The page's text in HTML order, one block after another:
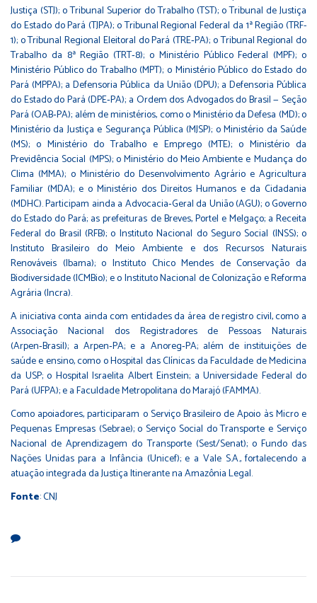
Justiça (STJ); o Tribunal Superior do Trabalho (TST); o Tribunal de Justiça
do Estado do Pará (TJPA); o Tribunal Regional Federal da 1ª Região (TRF-
1); o Tribunal Regional Eleitoral do Pará (TRE‑PA); o Tribunal Regional do
Trabalho da 8ª Região (TRT‑8); o Ministério Público Federal (MPF); o
Ministério Público do Trabalho (MPT); o Ministério Público do Estado do
Pará (MPPA); a Defensoria Pública da União (DPU); a Defensoria Pública
do Estado do Pará (DPE‑PA); a Ordem dos Advogados do Brasil — Seção
Pará (OAB‑PA); além de ministérios, como o Ministério da Defesa (MD); o
Ministério da Justiça e Segurança Pública (MJSP); o Ministério da Saúde
(MS); o Ministério do Trabalho e Emprego (MTE); o Ministério da
Previdência Social (MPS); o Ministério do Meio Ambiente e Mudança do
Clima (MMA); o Ministério do Desenvolvimento Agrário e Agricultura
Familiar (MDA); e o Ministério dos Direitos Humanos e da Cidadania
(MDHC). Participam ainda a Advocacia‑Geral da União (AGU); o Governo
do Estado do Pará; as prefeituras de Breves, Portel e Melgaço; a Receita
Federal do Brasil (RFB); o Instituto Nacional do Seguro Social (INSS); o
Instituto Brasileiro do Meio Ambiente e dos Recursos Naturais
Renováveis (Ibama); o Instituto Chico Mendes de Conservação da
Biodiversidade (ICMBio); e o Instituto Nacional de Colonização e Reforma
Agrária (Incra).
A iniciativa conta ainda com entidades da área de registro civil, como a
Associação Nacional dos Registradores de Pessoas Naturais
(Arpen‑Brasil); a Arpen‑PA; e a Anoreg‑PA; além de instituições de
saúde e ensino, como o Hospital das Clínicas da Faculdade de Medicina
da USP; o Hospital Israelita Albert Einstein; a Universidade Federal do
Pará (UFPA); e a Faculdade Metropolitana do Marajó (FAMMA).
Como apoiadores, participaram o Serviço Brasileiro de Apoio às Micro e
Pequenas Empresas (Sebrae); o Serviço Social do Transporte e Serviço
Nacional de Aprendizagem do Transporte (Sest/Senat); o Fundo das
Nações Unidas para a Infância (Unicef); e a Vale S.A., fortalecendo a
atuação integrada da Justiça Itinerante na Amazônia Legal.
Fonte: CNJ